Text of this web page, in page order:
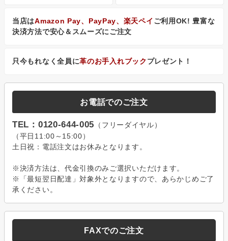
当店はAmazon Pay、PayPay、楽天ペイ ご利用OK! 豊富な
決済方法で安心＆スムーズにご注文
只今もれなく全員に革のお手入れブック プレゼント！
お電話でのご注文
TEL：0120-644-005 （フリーダイヤル）
（平日11:00～15:00）
土日祝：電話注文はお休みとなります。
※決済方法は、代金引換のみご選択いただけます。
※「最短翌日配達」対象外となりますので、あらかじめご了
承ください。
FAXでのご注文